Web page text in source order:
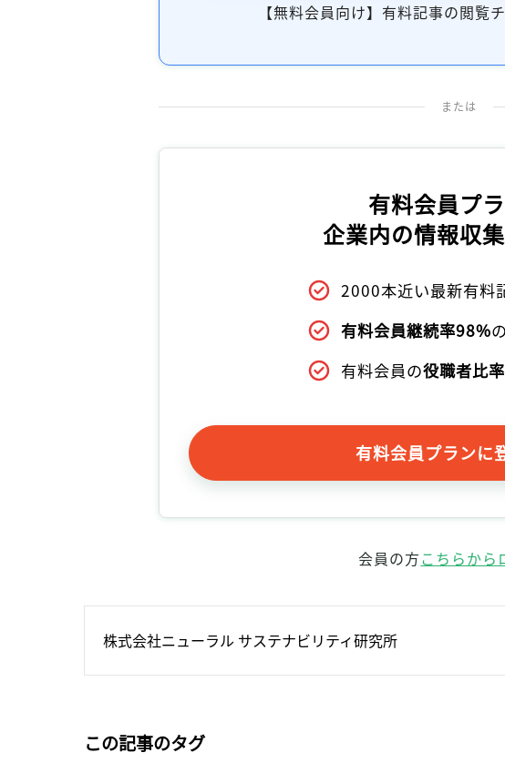
【無料会員向け】有料記事の閲覧
または
有料会員プ
企業内の情報収
2000本近い最新有料
有料会員継続率98%
有料会員の役職者比
有料会員プランに
会員の方こちらから
株式会社ニューラル サステナビリティ研究所
この記事のタグ